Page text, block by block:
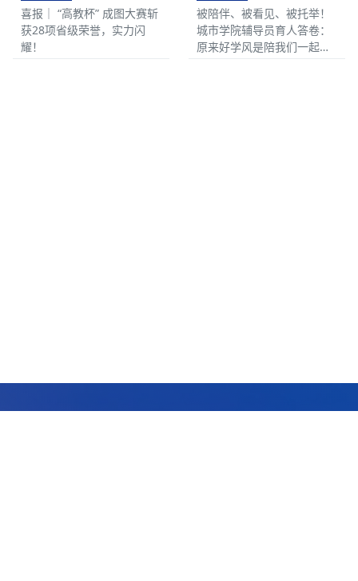
喜报｜ “高教杯” 成图大赛斩
获28项省级荣誉，实力闪
耀！
被陪伴、被看见、被托举！
城市学院辅导员育人答卷：
原来好学风是陪我们一起成